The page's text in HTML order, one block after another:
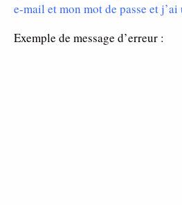
e-mail et mon mot de passe et j’ai
Exemple de message d’erreur :